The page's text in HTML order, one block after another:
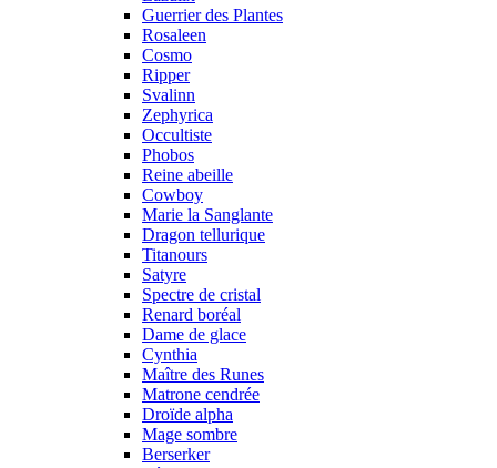
Guerrier des Plantes
Rosaleen
Cosmo
Ripper
Svalinn
Zephyrica
Occultiste
Phobos
Reine abeille
Cowboy
Marie la Sanglante
Dragon tellurique
Titanours
Satyre
Spectre de cristal
Renard boréal
Dame de glace
Cynthia
Maître des Runes
Matrone cendrée
Droïde alpha
Mage sombre
Berserker